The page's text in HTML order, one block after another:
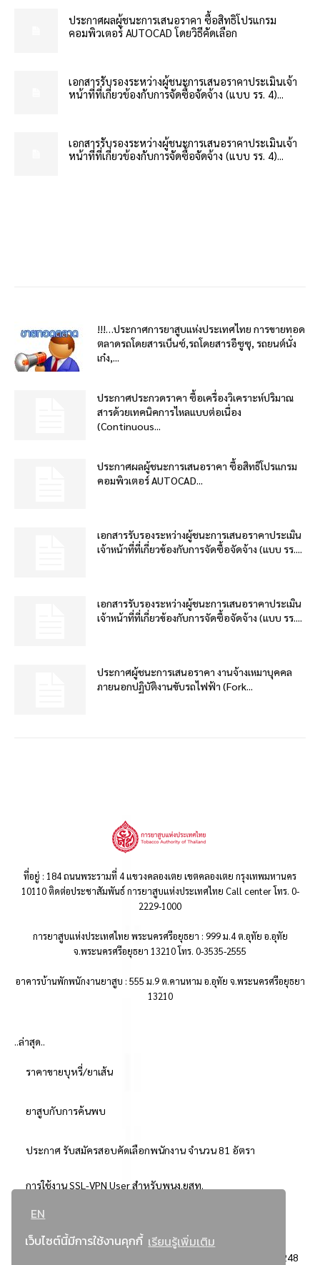
EN
เว็บไซต์นี้มีการใช้งานคุกกี้ เรียนรู้เพิ่มเติม
ประกาศผลผู้ชนะการเสนอราคา ซื้อสิทธิโปรแกรม
คอมพิวเตอร์ AUTOCAD โดยวิธีคัดเลือก
เอกสารรับรองระหว่างผู้ชนะการเสนอราคาประเมินเจ้า
หน้าที่ที่เกี่ยวข้องกับการจัดซื้อจัดจ้าง (แบบ รร. 4)...
เอกสารรับรองระหว่างผู้ชนะการเสนอราคาประเมินเจ้า
หน้าที่ที่เกี่ยวข้องกับการจัดซื้อจัดจ้าง (แบบ รร. 4)...
!!!…ประกาศการยาสูบแห่งประเทศไทย การขายทอด
ตลาดรถโดยสารเบ็นซ์,รถโดยสารอีซูซุ, รถยนต์นั่ง
เก๋ง,...
ประกาศประกวดราคา ซื้อเครื่องวิเคราะห์ปริมาณ
สารด้วยเทคนิคการไหลแบบต่อเนื่อง
(Continuous...
ประกาศผลผู้ชนะการเสนอราคา ซื้อสิทธิโปรแกรม
คอมพิวเตอร์ AUTOCAD...
เอกสารรับรองระหว่างผู้ชนะการเสนอราคาประเมิน
เจ้าหน้าที่ที่เกี่ยวข้องกับการจัดซื้อจัดจ้าง (แบบ รร....
เอกสารรับรองระหว่างผู้ชนะการเสนอราคาประเมิน
เจ้าหน้าที่ที่เกี่ยวข้องกับการจัดซื้อจัดจ้าง (แบบ รร....
ประกาศผู้ชนะการเสนอราคา งานจ้างเหมาบุคคล
ภายนอกปฏิบัติงานขับรถไฟฟ้า (Fork...
ที่อยู่ : 184 ถนนพระรามที่ 4 แขวงคลองเตย เขตคลองเตย กรุงเทพมหานคร
10110 ติดต่อประชาสัมพันธ์ การยาสูบแห่งประเทศไทย Call center โทร. 0-
2229-1000
การยาสูบแห่งประเทศไทย พระนครศรีอยุธยา : 999 ม.4 ต.อุทัย อ.อุทัย
จ.พระนครศรีอยุธยา 13210 โทร. 0-3535-2555
อาคารบ้านพักพนักงานยาสูบ : 555 ม.9 ต.คานหาม อ.อุทัย จ.พระนครศรีอยุธยา
13210
..ล่าสุด..
ราคาขายบุหรี่/ยาเส้น
ยาสูบกับการค้นพบ
ประกาศ รับสมัครสอบคัดเลือกพนักงาน จำนวน 81 อัตรา
การใช้งาน SSL-VPN User สำหรับพนง.ยสท.
..ยอดนิยม..
3248